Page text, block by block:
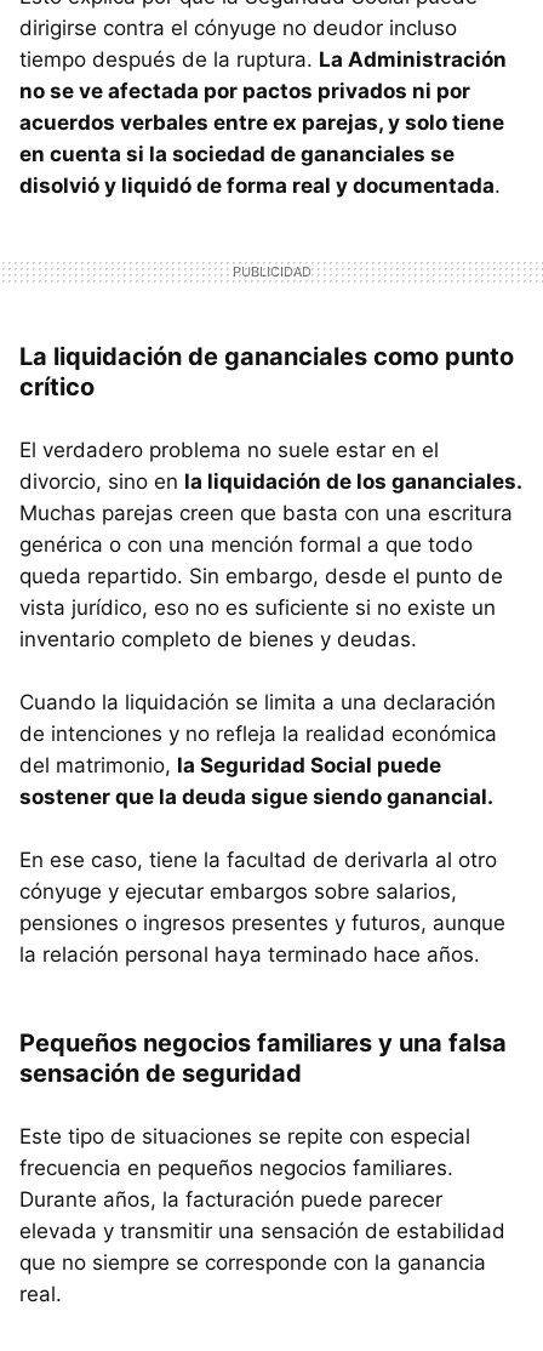
dirigirse contra el cónyuge no deudor incluso
tiempo después de la ruptura. La Administración
no se ve afectada por pactos privados ni por
acuerdos verbales entre ex parejas, y solo tiene
en cuenta si la sociedad de gananciales se
disolvió y liquidó de forma real y documentada.
La liquidación de gananciales como punto
crítico
El verdadero problema no suele estar en el
divorcio, sino en la liquidación de los gananciales.
Muchas parejas creen que basta con una escritura
genérica o con una mención formal a que todo
queda repartido. Sin embargo, desde el punto de
vista jurídico, eso no es suficiente si no existe un
inventario completo de bienes y deudas.
Cuando la liquidación se limita a una declaración
de intenciones y no refleja la realidad económica
del matrimonio, la Seguridad Social puede
sostener que la deuda sigue siendo ganancial.
En ese caso, tiene la facultad de derivarla al otro
cónyuge y ejecutar embargos sobre salarios,
pensiones o ingresos presentes y futuros, aunque
la relación personal haya terminado hace años.
Pequeños negocios familiares y una falsa
sensación de seguridad
Este tipo de situaciones se repite con especial
frecuencia en pequeños negocios familiares.
Durante años, la facturación puede parecer
elevada y transmitir una sensación de estabilidad
que no siempre se corresponde con la ganancia
real.